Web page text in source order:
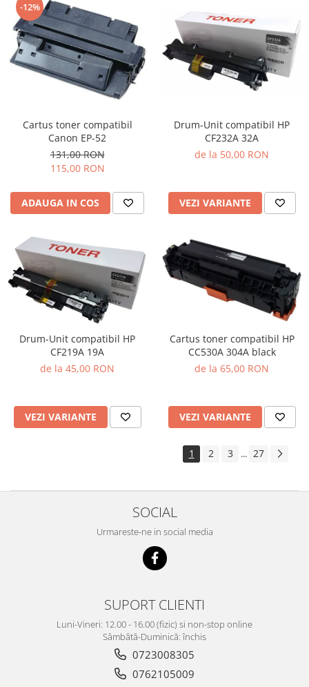
-12%
Cartus toner compatibil
Canon EP-52
131,00 RON
115,00 RON
ADAUGA IN COS
Drum-Unit compatibil HP
CF232A 32A
de la 50,00 RON
VEZI VARIANTE
Drum-Unit compatibil HP
CF219A 19A
de la 45,00 RON
VEZI VARIANTE
Cartus toner compatibil HP
CC530A 304A black
de la 65,00 RON
VEZI VARIANTE
1 2 3 ... 27
SOCIAL
Urmareste-ne in social media
SUPORT CLIENTI
Luni-Vineri: 12.00 - 16.00 (fizic) si non-stop online
Sâmbătă-Duminică: închis
0723008305
0762105009